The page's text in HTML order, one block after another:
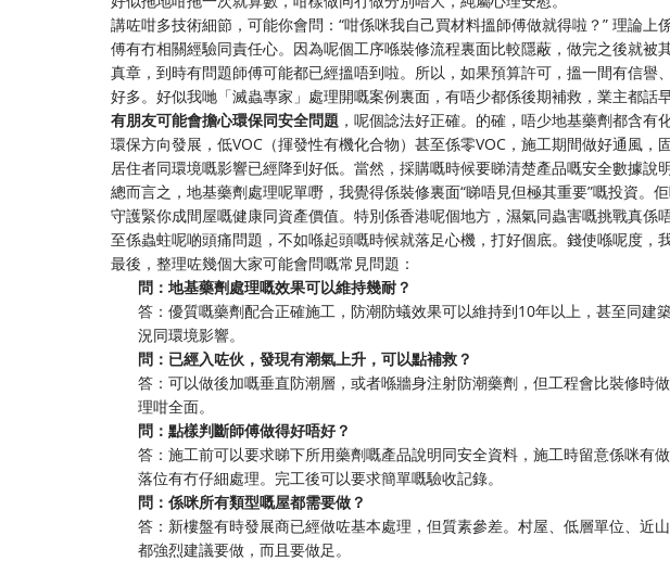
講咗咁多技術細節，可能你會問：“咁係咪我自己買材料搵師傅做就得啦？” 理論
傅有冇相關經驗同責任心。因為呢個工序喺裝修流程裏面比較隱蔽，做完之後就被
真章，到時有問題師傅可能都已經搵唔到啦。所以，如果預算許可，搵一間有信譽
好多。好似我哋「滅蟲專家」處理開嘅案例裏面，有唔少都係後期補救，業主都話
有朋友可能會擔心環保同安全問題 ，呢個諗法好正確。的確，唔少地基藥劑都含
環保方向發展，低VOC（揮發性有機化合物）甚至係零VOC，施工期間做好通風
居住者同環境嘅影響已經降到好低。當然，採購嘅時候要睇清楚產品嘅安全數據說
總而言之，地基藥劑處理呢單嘢，我覺得係裝修裏面“睇唔見但極其重要”嘅投資。
守護緊你成間屋嘅健康同資產價值。特別係香港呢個地方，濕氣同蟲害嘅挑戰真係
至係蟲蛀呢啲頭痛問題，不如喺起頭嘅時候就落足心機，打好個底。錢使喺呢度，
最後，整理咗幾個大家可能會問嘅常見問題：
問：地基藥劑處理嘅效果可以維持幾耐？
答：優質嘅藥劑配合正確施工，防潮防蟻效果可以維持到10年以上，甚至同建
況同環境影響。
問：已經入咗伙，發現有潮氣上升，可以點補救？
答：可以做後加嘅垂直防潮層，或者喺牆身注射防潮藥劑，但工程會比裝修時
理咁全面。
問：點樣判斷師傅做得好唔好？
答：施工前可以要求睇下所用藥劑嘅產品說明同安全資料，施工時留意係咪有
落位有冇仔細處理。完工後可以要求簡單嘅驗收記錄。
問：係咪所有類型嘅屋都需要做？
答：新樓盤有時發展商已經做咗基本處理，但質素參差。村屋、低層單位、近
都強烈建議要做，而且要做足。